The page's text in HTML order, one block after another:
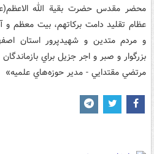
محضر مقدس حضرت بقية الله
عظام تقليد دامت برکاتهم، بيت معظم و
و مردم متدين و شهيدپرور استان
بزرگوار و صبر و اجر جزيل براي
مرتضي مقتدايي - مدير حوزه‌هاي علميه»